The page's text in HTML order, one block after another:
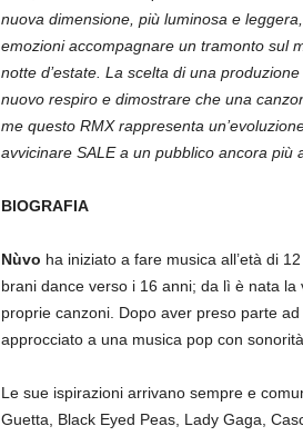
nuova dimensione, più luminosa e
emozioni accompagnare un tramonto sul
notte d’estate. La scelta di una
nuovo respiro e dimostrare che una
me questo RMX rappresenta
avvicinare SALE a un pubblico ancora più
BIOGRAFIA
Nùvo ha iniziato a fare musica all’età di
brani dance verso i 16 anni; da lì è nata
proprie canzoni. Dopo aver preso parte
approcciato a una musica pop con
Le sue ispirazioni arrivano sempre e
Guetta, Black Eyed Peas, Lady Gaga,